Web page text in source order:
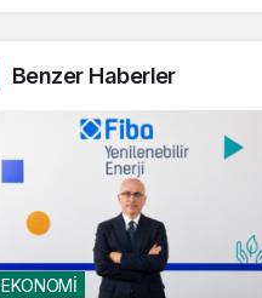
Benzer Haberler
EKONOMİ